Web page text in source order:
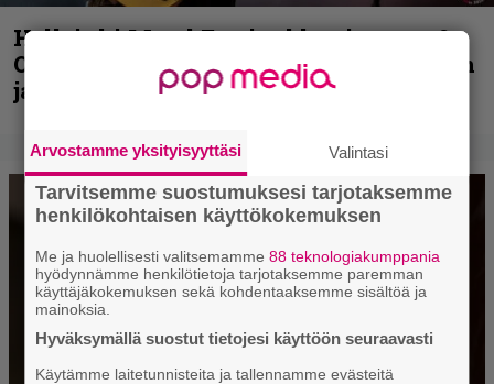
Hellsinki Metal Festival kuvina, osa 2:
Opeth, Misþyrming, Eluveitie, Triptykon
ja muita lauantain esiintyjiä
Arvostamme yksityisyyttäsi Valintasi
Tarvitsemme suostumuksesi tarjotaksemme
henkilökohtaisen käyttökokemuksen
Me ja huolellisesti valitsemamme88 teknologiakumppania
hyödynnämme henkilötietoja tarjotaksemme paremman
käyttäjäkokemuksen sekä kohdentaaksemme sisältöä ja
mainoksia.
Hyväksymällä suostut tietojesi käyttöön seuraavasti
Käytämme laitetunnisteita ja tallennamme evästeitä